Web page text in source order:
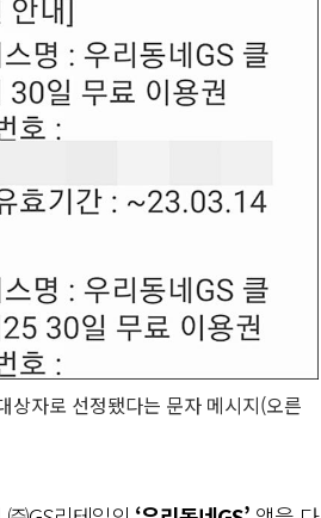
상자로 선정됐다는 문자 메시지(오른